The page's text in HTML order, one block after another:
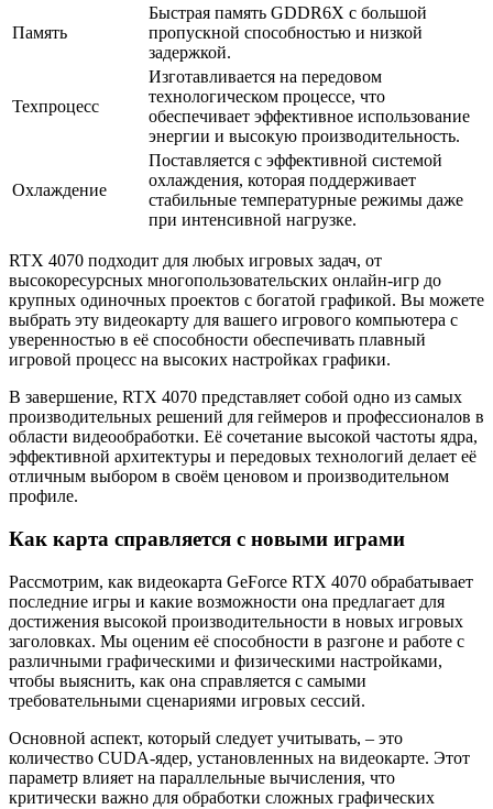
Память
Быстрая память GDDR6X с большой
пропускной способностью и низкой
задержкой.
Техпроцесс
Изготавливается на передовом
технологическом процессе, что
обеспечивает эффективное использование
энергии и высокую производительность.
Охлаждение
Поставляется с эффективной системой
охлаждения, которая поддерживает
стабильные температурные режимы даже
при интенсивной нагрузке.
RTX 4070 подходит для любых игровых задач, от
высокоресурсных многопользовательских онлайн-игр до
крупных одиночных проектов с богатой графикой. Вы можете
выбрать эту видеокарту для вашего игрового компьютера с
уверенностью в её способности обеспечивать плавный
игровой процесс на высоких настройках графики.
В завершение, RTX 4070 представляет собой одно из самых
производительных решений для геймеров и профессионалов в
области видеообработки. Её сочетание высокой частоты ядра,
эффективной архитектуры и передовых технологий делает её
отличным выбором в своём ценовом и производительном
профиле.
Как карта справляется с новыми играми
Рассмотрим, как видеокарта GeForce RTX 4070 обрабатывает
последние игры и какие возможности она предлагает для
достижения высокой производительности в новых игровых
заголовках. Мы оценим её способности в разгоне и работе с
различными графическими и физическими настройками,
чтобы выяснить, как она справляется с самыми
требовательными сценариями игровых сессий.
Основной аспект, который следует учитывать, – это
количество CUDA-ядер, установленных на видеокарте. Этот
параметр влияет на параллельные вычисления, что
критически важно для обработки сложных графических